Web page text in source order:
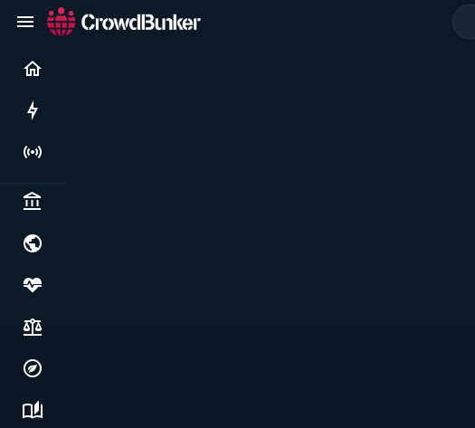
Live
Politics & institutions
Society, justice & freedoms
Economy, environment & technology
Science, history & spirituality